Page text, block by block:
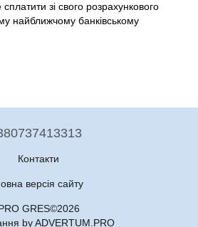
зі свого розрахункового
найближчому банківському
Контакти
версія сайту
GRES©2026
by ADVERTUM.PRO